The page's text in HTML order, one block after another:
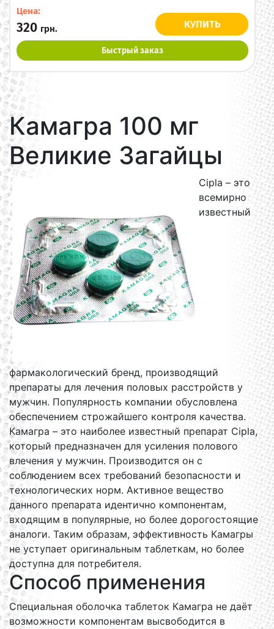
Цена:
320 грн. КУПИТЬ
Быстрый заказ
Камагра 100 мг
Великие Загайцы
Cipla – это
всемирно
известный
фармакологический бренд, производящий
препараты для лечения половых расстройств у
мужчин. Популярность компании обусловлена
обеспечением строжайшего контроля качества.
Камагра – это наиболее известный препарат Cipla,
который предназначен для усиления полового
влечения у мужчин. Производится он с
соблюдением всех требований безопасности и
технологических норм. Активное вещество
данного препарата идентично компонентам,
входящим в популярные, но более дорогостоящие
аналоги. Таким образам, эффективность Камагры
не уступает оригинальным таблеткам, но более
доступна для потребителя.
Способ применения
Специальная оболочка таблеток Камагра не даёт
возможности компонентам высвободится в